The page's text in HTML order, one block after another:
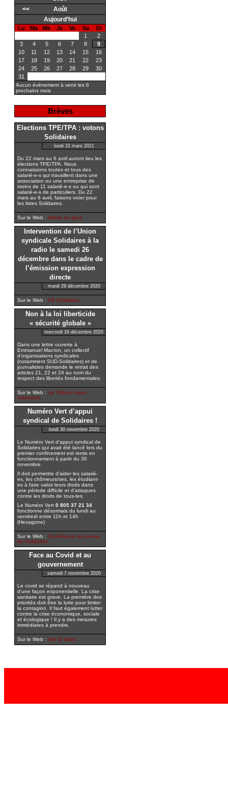
<<
Août
Aujourd’hui
Lu Ma Me Je Ve Sa
Di
1
2
3
4 5 6 7 8
9
10
11 12 13 14 15
16
17
18 19 20 21 22
23
24
25 26 27 28 29
30
31
Aucun évènement à venir les 6
prochains mois
Brèves
Elections TPE/TPA : votons
Solidaires
lundi 22 mars 2021
Du 22 mars au 6 avril auront lieu les
élections TPE/TPA. Nous
connaissons toutes et tous des
salarié-e-s qui travaillent dans une
association ou une entreprise de
moins de 11 salarié-e-s ou qui sont
salarié-e-s de particuliers. Du 22
mars au 6 avril, faisons voter pour
les listes Solidaires.
Sur le Web : Article en ligne
Intervention de l’Union
syndicale Solidaires à la
radio le samedi 26
décembre dans le cadre de
l’émission expression
directe
mardi 29 décembre 2020
Sur le Web : US Solidaires
Non à la loi liberticide
« sécurité globale »
mercredi 16 décembre 2020
Dans une lettre ouverte à
Emmanuel Macron, un collectif
d’organisations syndicales
(notamment SUD-Solidaires) et de
journalistes demande le retrait des
articles 21, 22 et 24 au nom du
respect des libertés fondamentales.
Sur le Web : La Tribune dans
Libération
Numéro Vert d’appui
syndical de Solidaires !
lundi 30 novembre 2020
Le Numéro Vert d’appui syndical de
Solidaires qui avait été lancé lors du
premier confinement est remis en
fonctionnement à partir du 30
novembre.
Il doit permettre d’aider les salarié-
es, les chômeurs/ses, les étudiant-
es à faire valoir leurs droits dans
une période difficile et d’attaques
contre les droits de tous-tes.
Le Numéro Vert 0 805 37 21 34
fonctionne désormais du lundi au
vendredi entre 11h et 14h
(Hexagone)
Sur le Web : Conférence de presse
de Solidaires
Face au Covid et au
gouvernement
samedi 7 novembre 2020
Le covid se répand à nouveau
d’une façon exponentielle. La crise
sanitaire est grave. La première des
priorités doit être la lutte pour limiter
la contagion. Il faut également lutter
contre la crise économique, sociale
et écologique ! Il y a des mesures
immédiates à prendre.
Sur le Web : Voir la vidéo